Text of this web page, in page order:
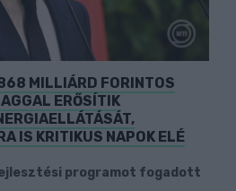
MILLIÁRD FORINTOS
ERŐSÍTIK
IS KRITIKUS NAPOK ELÉ
programot fogadott